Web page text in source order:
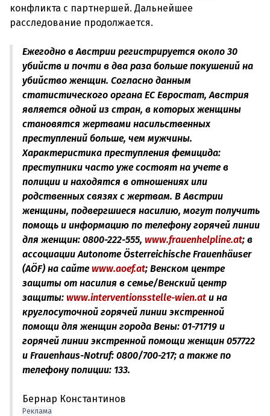
конфликта с партнершей. Дальнейшее
Ежегодно в Австрии регистрируется около 30
убийств и почти в два раза больше покушений на
убийство женщин. Согласно данным
статистического органа ЕС Евростат, Австрия
является одной из стран, в которых женщины
становятся жертвами насильственных
преступлений больше, чем мужчины.
Характеристика преступления фемицида:
преступники часто уже состоят на учете в
полиции и находятся в отношениях или
родственных связях с жертвам. В Австрии
женщины, подвергшиеся насилию, могут получить
помощь и информацию по телефону горячей линии
для женщин: 0800-222-555, www.frauenhelpline.at; в
ассоциации Autonome Österreichische Frauenhäuser
(AÖF) на сайтеwww.aoef.at; Венском центре
защиты от насилия в семье/Венский центр
защиты: www.interventionsstelle-wien.at и на
круглосуточной горячей линии экстренной
помощи для женщин города Вены: 01-71719 и
горячей линии экстренной помощи женщин 057722
и Frauenhaus-Notruf: 0800/700-217; а также по
телефону полиции: 133.
Бернар Константинов
Реклама